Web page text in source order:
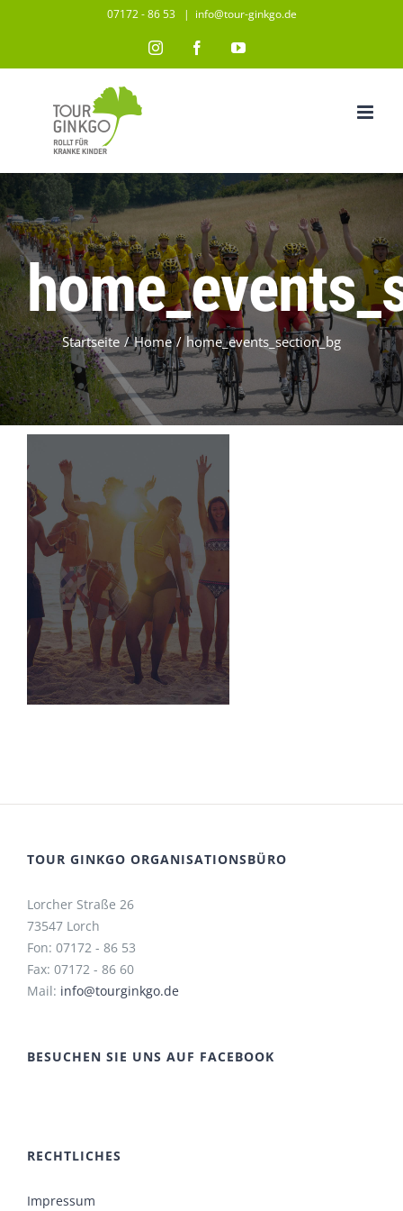
07172 - 86 53 | info@tour-ginkgo.de
InstagramFacebookYouTube
Startseite / Home / home_events_section_bg
TOUR GINKGO ORGANISATIONSBÜRO
Lorcher Straße 26
73547 Lorch
Fon: 07172 - 86 53
Fax: 07172 - 86 60
Mail: info@tourginkgo.de
BESUCHEN SIE UNS AUF FACEBOOK
RECHTLICHES
Impressum